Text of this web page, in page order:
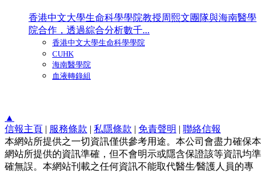
香港中文大學生命科學學院教授周熙文團隊與海南醫學
院合作，透過綜合分析數千...
香港中文大學生命科學學院
CUHK
海南醫學院
血液轉錄組
▲
信報主頁 | 服務條款 | 私隱條款 | 免責聲明 | 聯絡信報
本網站所提供之一切資訊僅供參考用途。本公司會盡力確保本
網站所提供的資訊準確，但不會明示或隱含保證該等資訊均準
確無誤。本網站刊載之任何資訊不能取代醫生∕醫護人員的專